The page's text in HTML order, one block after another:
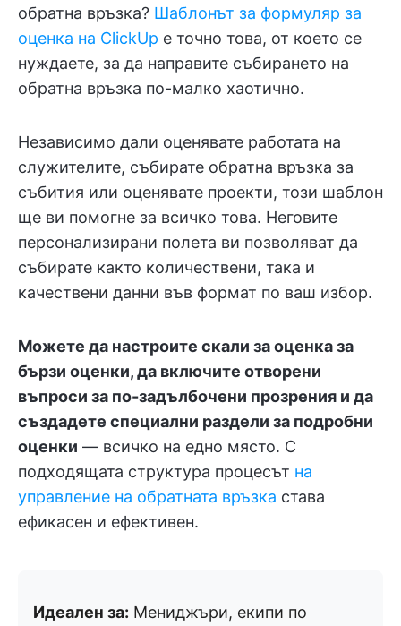
обратна връзка? Шаблонът за формуляр за
оценка на ClickUp е точно това, от което се
нуждаете, за да направите събирането на
обратна връзка по-малко хаотично.
Независимо дали оценявате работата на
служителите, събирате обратна връзка за
събития или оценявате проекти, този шаблон
ще ви помогне за всичко това. Неговите
персонализирани полета ви позволяват да
събирате както количествени, така и
качествени данни във формат по ваш избор.
Можете да настроите скали за оценка за
бързи оценки, да включите отворени
въпроси за по-задълбочени прозрения и да
създадете специални раздели за подробни
оценки — всичко на едно място. С
подходящата структура процесът на
управление на обратната връзка става
ефикасен и ефективен.
Идеален за: Мениджъри, екипи по